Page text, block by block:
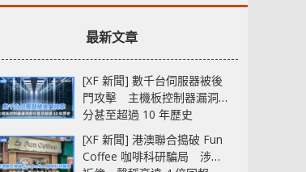
最新文章
[XF 新聞] 數千台伺服器被後
門攻擊 主機板控制器漏洞部
分甚至超過 10 年歷史
[XF 新聞] 港澳聯合搗破 Fun
Coffee 咖啡科研騙局 涉款